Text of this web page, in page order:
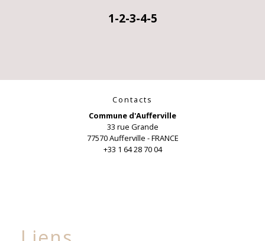
1-2-3-4-5
Contacts
Commune d'Aufferville
33 rue Grande
77570 Aufferville - FRANCE
+33 1 64 28 70 04